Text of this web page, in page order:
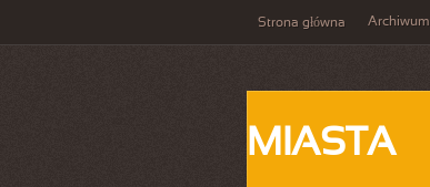
Strona główna Archiwum
MIASTA